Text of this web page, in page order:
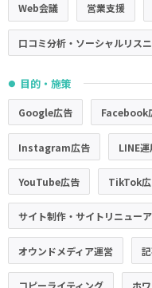
Web会議 営業支援
口コミ分析・ソーシャルリス
● 目的・施策
Google広告 Facebook
Instagram広告 LINE運
YouTube広告 TikTok
サイト制作・サイトリニュー
オウンドメディア運営
コピーライティング ホ